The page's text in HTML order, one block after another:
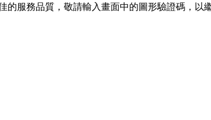
的服務品質，敬請輸入畫面中的圖形驗證碼，以